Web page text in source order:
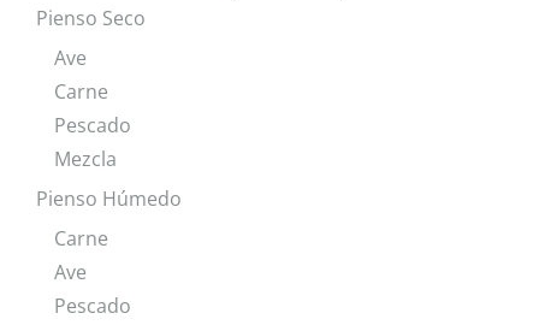
Pienso Seco
Ave
Carne
Pescado
Mezcla
Pienso Húmedo
Carne
Ave
Pescado